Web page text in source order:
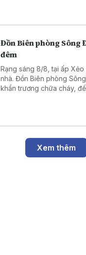
Đồn Biên phòng Sông
đêm
Rạng sáng 8/8, tại ấp
nhà. Đồn Biên phòng
khẩn trương chữa cháy,
Xem thêm